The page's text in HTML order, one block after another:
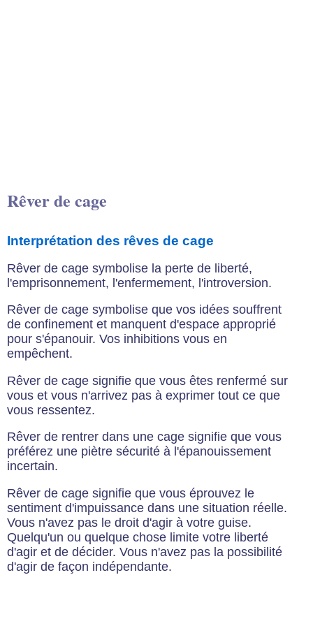
Rêver de cage
Interprétation des rêves de cage
Rêver de cage symbolise la perte de liberté,
l'emprisonnement, l'enfermement, l'introversion.
Rêver de cage symbolise que vos idées souffrent
de confinement et manquent d'espace approprié
pour s'épanouir. Vos inhibitions vous en
empêchent.
Rêver de cage signifie que vous êtes renfermé sur
vous et vous n'arrivez pas à exprimer tout ce que
vous ressentez.
Rêver de rentrer dans une cage signifie que vous
préférez une piètre sécurité à l'épanouissement
incertain.
Rêver de cage signifie que vous éprouvez le
sentiment d'impuissance dans une situation réelle.
Vous n'avez pas le droit d'agir à votre guise.
Quelqu'un ou quelque chose limite votre liberté
d'agir et de décider. Vous n'avez pas la possibilité
d'agir de façon indépendante.